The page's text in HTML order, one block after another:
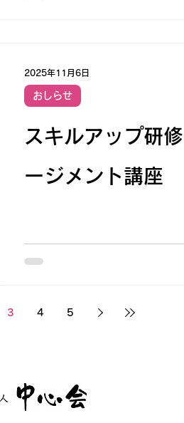
スキルアップ研
ージメント講座
おしらせ
2025年11月6日
3 4 5